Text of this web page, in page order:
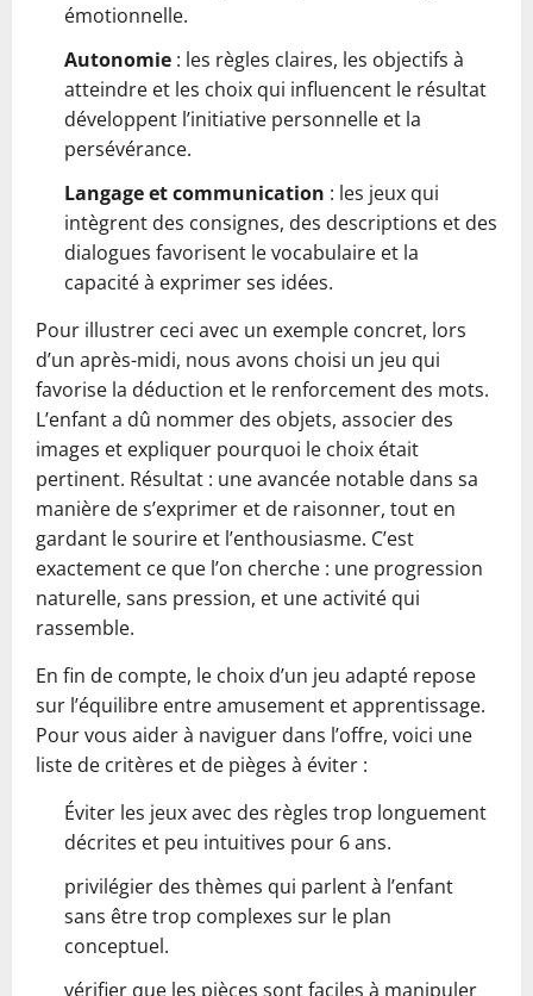
émotionnelle.
Autonomie : les règles claires, les objectifs à
atteindre et les choix qui influencent le résultat
développent l’initiative personnelle et la
persévérance.
Langage et communication : les jeux qui
intègrent des consignes, des descriptions et des
dialogues favorisent le vocabulaire et la
capacité à exprimer ses idées.
Pour illustrer ceci avec un exemple concret, lors
d’un après-midi, nous avons choisi un jeu qui
favorise la déduction et le renforcement des mots.
L’enfant a dû nommer des objets, associer des
images et expliquer pourquoi le choix était
pertinent. Résultat : une avancée notable dans sa
manière de s’exprimer et de raisonner, tout en
gardant le sourire et l’enthousiasme. C’est
exactement ce que l’on cherche : une progression
naturelle, sans pression, et une activité qui
rassemble.
En fin de compte, le choix d’un jeu adapté repose
sur l’équilibre entre amusement et apprentissage.
Pour vous aider à naviguer dans l’offre, voici une
liste de critères et de pièges à éviter :
Éviter les jeux avec des règles trop longuement
décrites et peu intuitives pour 6 ans.
privilégier des thèmes qui parlent à l’enfant
sans être trop complexes sur le plan
conceptuel.
vérifier que les pièces sont faciles à manipuler